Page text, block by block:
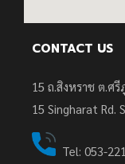
CONTACT US
15 ถ.สิงหราช ต.ศ
15 Singharat Rd.
Tel: 053-